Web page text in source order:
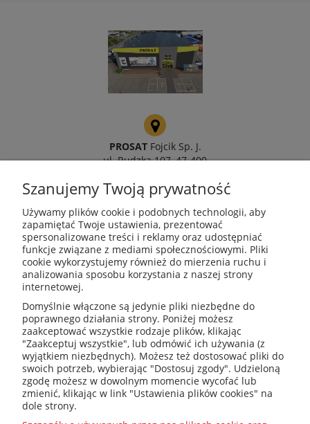
PROSATFojcik Sp. J.
ul. Rudzka 107, 47-400
kotly@kotly.com.pl
+48 32 419 01 20
+48 32 415 31 65
Szanujemy Twoją prywatność
Używamy plików cookie i podobnych technologii, aby
zapamiętać Twoje ustawienia, prezentować
spersonalizowane treści i reklamy oraz udostępniać
funkcje związane z mediami społecznościowymi. Pliki
cookie wykorzystujemy również do mierzenia ruchu i
analizowania sposobu korzystania z naszej strony
internetowej.
Domyślnie włączone są jedynie pliki niezbędne do
poprawnego działania strony. Poniżej możesz
zaakceptować wszystkie rodzaje plików, klikając
"Zaakceptuj wszystkie", lub odmówić ich używania (z
wyjątkiem niezbędnych). Możesz też dostosować pliki do
swoich potrzeb, wybierając "Dostosuj zgody". Udzieloną
zgodę możesz w dowolnym momencie wycofać lub
zmienić, klikając w link "Ustawienia plików cookies" na
dole strony.